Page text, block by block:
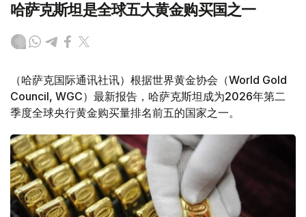
哈萨克斯坦是全球五大黄金购买国之一
（哈萨克国际通讯社讯）根据世界黄金协会（World Gold
Council, WGC）最新报告，哈萨克斯坦成为2026年第二
季度全球央行黄金购买量排名前五的国家之一。